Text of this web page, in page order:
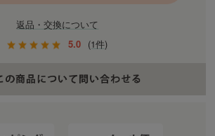
返品・交換について
5.0 (1件)